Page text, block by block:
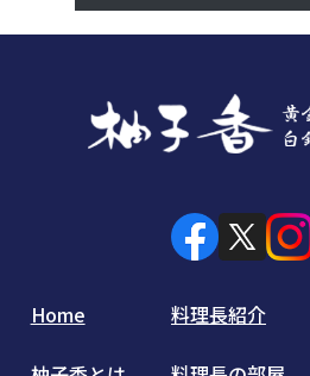
Home 料理長紹介